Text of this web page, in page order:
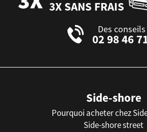
3X SANS FRAIS
Des
02 98 46
Side-shore
Pourquoi acheter chez
Side-shore street